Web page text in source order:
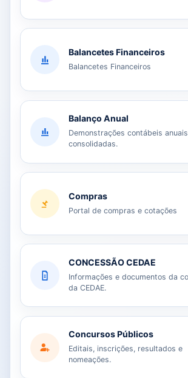
Balancetes Financeiros
Balancetes Financeiros
Balanço Anual
Demonstrações contábeis anuais
consolidadas.
Compras
Portal de compras e cotações
CONCESSÃO CEDAE
Informações e documentos da
da CEDAE.
Concursos Públicos
Editais, inscrições, resultados e
nomeações.